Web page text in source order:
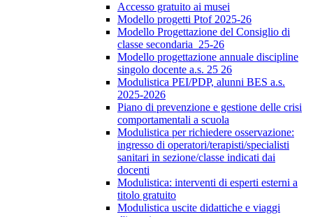
Accesso gratuito ai musei
Modello progetti Ptof 2025-26
Modello Progettazione del Consiglio di
classe secondaria_25-26
Modello progettazione annuale discipline
singolo docente a.s. 25 26
Modulistica PEI/PDP, alunni BES a.s.
2025-2026
Piano di prevenzione e gestione delle crisi
comportamentali a scuola
Modulistica per richiedere osservazione:
ingresso di operatori/terapisti/specialisti
sanitari in sezione/classe indicati dai
docenti
Modulistica: interventi di esperti esterni a
titolo gratuito
Modulistica uscite didattiche e viaggi